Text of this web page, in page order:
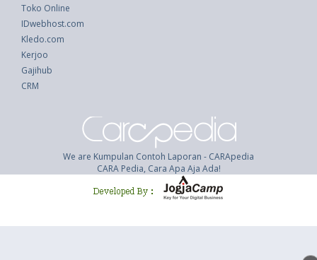
Toko Online
IDwebhost.com
Kledo.com
Kerjoo
Gajihub
CRM
We are Kumpulan Contoh Laporan - CARApedia
CARA Pedia, Cara Apa Aja Ada!